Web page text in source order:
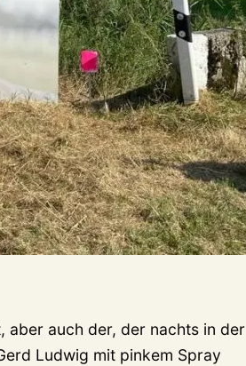
aber auch der, der nachts in der
Ludwig mit pinkem Spray